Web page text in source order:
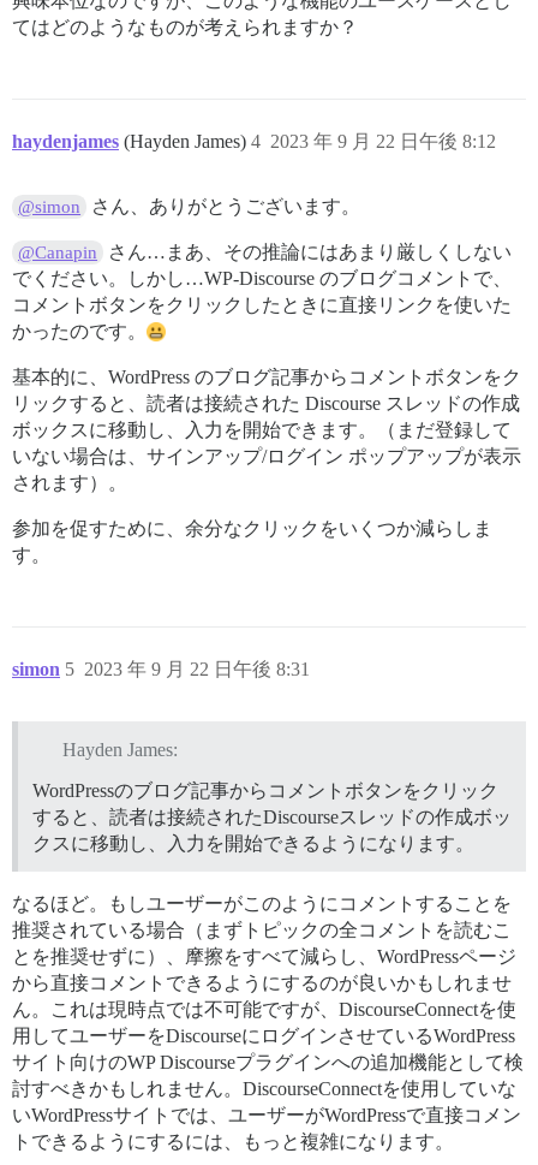
てはどのようなものが考えられますか？
haydenjames (Hayden James) 2023 年 9 月 22 日午後 8:12
4
@simon さん、ありがとうございます。
@Canapin
さん…まあ、その推論にはあまり厳しくしない
でください。しかし…WP-Discourse のブログコメントで、
コメントボタンをクリックしたときに直接リンクを使いた
かったのです。
基本的に、WordPress のブログ記事からコメントボタンをク
リックすると、読者は接続された Discourse スレッドの作成
ボックスに移動し、入力を開始できます。（まだ登録して
いない場合は、サインアップ/ログイン ポップアップが表示
されます）。
参加を促すために、余分なクリックをいくつか減らしま
す。
simon 2023 年 9 月 22 日午後 8:31
5
Hayden James:
WordPressのブログ記事からコメントボタンをクリック
すると、読者は接続されたDiscourseスレッドの作成ボッ
クスに移動し、入力を開始できるようになります。
なるほど。もしユーザーがこのようにコメントすることを
推奨されている場合（まずトピックの全コメントを読むこ
とを推奨せずに）、摩擦をすべて減らし、WordPressページ
から直接コメントできるようにするのが良いかもしれませ
ん。これは現時点では不可能ですが、DiscourseConnectを使
用してユーザーをDiscourseにログインさせているWordPress
サイト向けのWP Discourseプラグインへの追加機能として検
討すべきかもしれません。DiscourseConnectを使用していな
いWordPressサイトでは、ユーザーがWordPressで直接コメン
トできるようにするには、もっと複雑になります。